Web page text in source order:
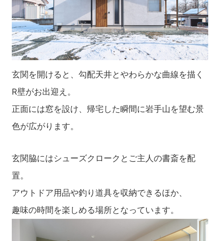
玄関を開けると、勾配天井とやわらかな曲線を描く
R壁がお出迎え。
正面には窓を設け、帰宅した瞬間に岩手山を望む景
色が広がります。
玄関脇にはシューズクロークとご主人の書斎を配
置。
アウトドア用品や釣り道具を収納できるほか、
趣味の時間を楽しめる場所となっています。